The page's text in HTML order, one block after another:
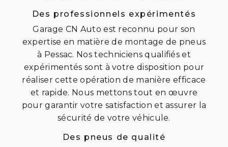
Des professionnels expérimentés
Garage CN Auto est reconnu pour son
expertise en matière de montage de pneus
à Pessac. Nos techniciens qualifiés et
expérimentés sont à votre disposition pour
réaliser cette opération de manière efficace
et rapide. Nous mettons tout en œuvre
pour garantir votre satisfaction et assurer la
sécurité de votre véhicule.
Des pneus de qualité